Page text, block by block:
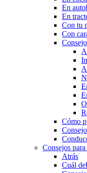
En
En
Con tu
Con
Cómo
Consejos
Atrás
Cuál